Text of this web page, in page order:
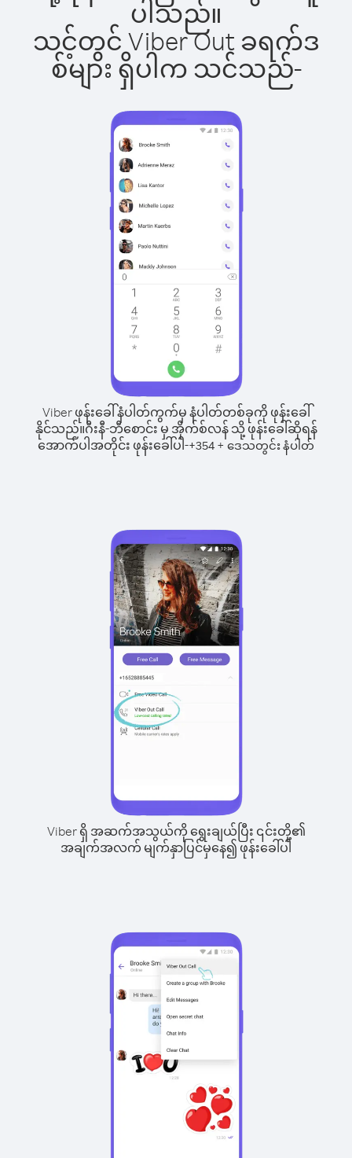
ပါသည်။
သင့်တွင် Viber Out ခရက်ဒ
စ်များ ရှိပါက သင်သည်-
Viber ဖုန်းခေါ်နံပါတ်ကွက်မှ နံပါတ်တစ်ခုကို ဖုန်းခေါ်
နိုင်သည်။ဂီးနီ-ဘီစောင်း မှ အိုက်စ်လန် သို့ ဖုန်းခေါ်ဆိုရန်
အောက်ပါအတိုင်း ဖုန်းခေါ်ပါ-+354 + ဒေသတွင်း နံပါတ်
Viber ရှိ အဆက်အသွယ်ကို ရွေးချယ်ပြီး ၎င်းတို့၏
အချက်အလက် မျက်နှာပြင်မှနေ၍ ဖုန်းခေါ်ပါ